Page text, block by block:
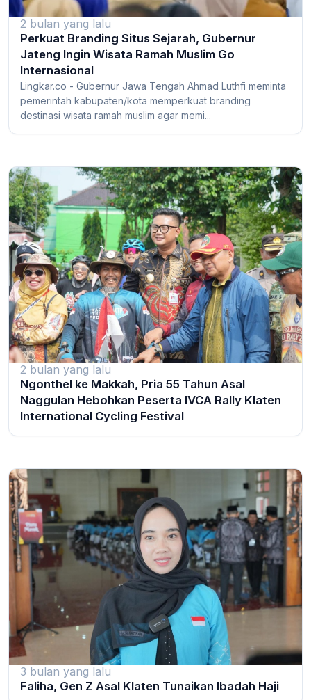
2 bulan yang lalu
Perkuat Branding Situs Sejarah, Gubernur
Jateng Ingin Wisata Ramah Muslim Go
Internasional
Lingkar.co - Gubernur Jawa Tengah Ahmad Luthfi meminta
pemerintah kabupaten/kota memperkuat branding
destinasi wisata ramah muslim agar memi...
2 bulan yang lalu
Ngonthel ke Makkah, Pria 55 Tahun Asal
Naggulan Hebohkan Peserta IVCA Rally Klaten
International Cycling Festival
3 bulan yang lalu
Faliha, Gen Z Asal Klaten Tunaikan Ibadah Haji